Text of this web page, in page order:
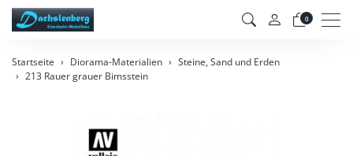
0
Startseite Diorama-Materialien
Steine, Sand und Erden
213 Rauer grauer Bimsstein